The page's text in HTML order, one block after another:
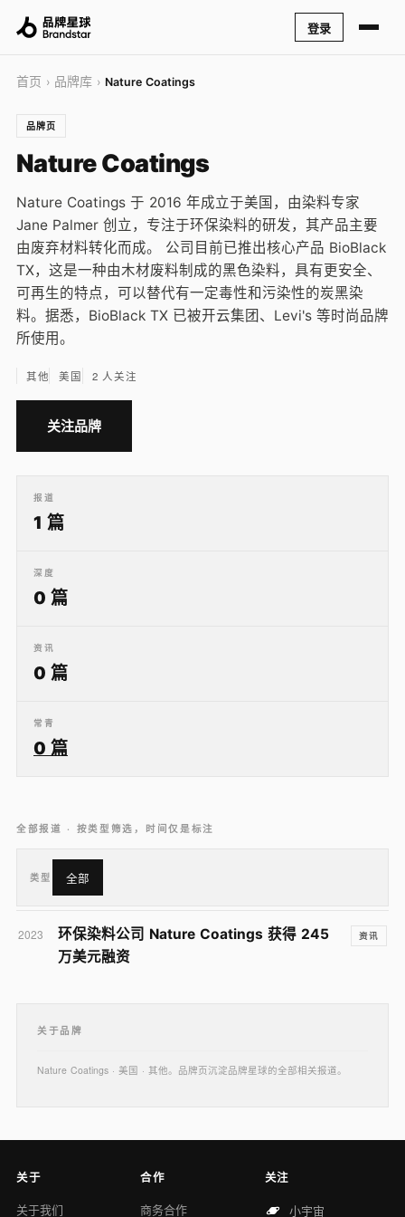
登录
首页 › 品牌库 › Nature Coatings
品牌页
Nature Coatings
Nature Coatings 于 2016 年成立于美国，由染料专家
Jane Palmer 创立，专注于环保染料的研发，其产品主要
由废弃材料转化而成。 公司目前已推出核心产品 BioBlack
TX，这是一种由木材废料制成的黑色染料，具有更安全、
可再生的特点，可以替代有一定毒性和污染性的炭黑染
料。据悉，BioBlack TX 已被开云集团、Levi's 等时尚品牌
所使用。
其他 美国 2 人关注
关注品牌
报道
1 篇
深度
0 篇
资讯
0 篇
常青
0 篇
全部报道 · 按类型筛选，时间仅是标注
类型 全部
2023
环保染料公司 Nature Coatings 获得 245
万美元融资
资讯
关于品牌
Nature Coatings · 美国 · 其他。品牌页沉淀品牌星球的全部相关报道。
关于
关于我们
合作
商务合作
关注
小宇宙